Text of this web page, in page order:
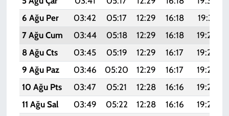
6 Ağu Per
03:42 05:17 12:29 16:18 19:31
7 Ağu Cum
03:44 05:18 12:29 16:18 19:29
8 Ağu Cts
03:45 05:19 12:29 16:17 19:28
9 Ağu Paz
03:46 05:20 12:29 16:17 19:27
10 Ağu Pts
03:47 05:21 12:28 16:16 19:26
11 Ağu Sal
03:49 05:22 12:28 16:16 19:25